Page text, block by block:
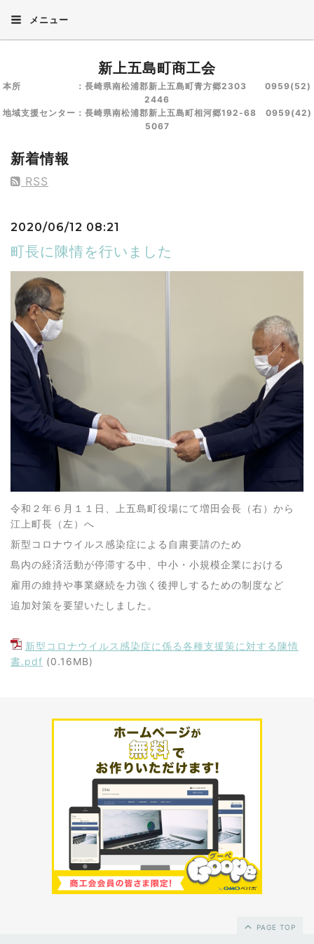
メニュー
新上五島町商工会
本所 ：長崎県南松浦郡新上五島町青方郷2303 0959(52)
2446
地域支援センター：長崎県南松浦郡新上五島町相河郷192-68 0959(42)
5067
新着情報
RSS
2020/06/12 08:21
町長に陳情を行いました
令和２年６月１１日、上五島町役場にて増田会長（右）から
江上町長（左）へ
新型コロナウイルス感染症による自粛要請のため
島内の経済活動が停滞する中、中小・小規模企業における
雇用の維持や事業継続を力強く後押しするための制度など
追加対策を要望いたしました。
新型コロナウイルス感染症に係る各種支援策に対する陳情
書.pdf (0.16MB)
PAGE TOP